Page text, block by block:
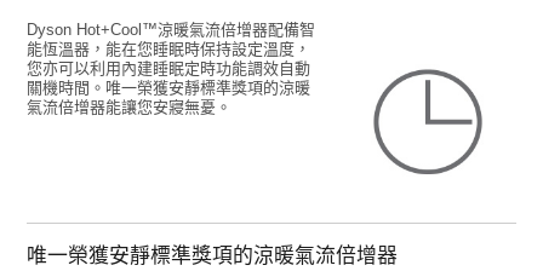
Dyson Hot+Cool™涼暖氣流倍增器配備智
能恆溫器，能在您睡眠時保持設定溫度，
您亦可以利用內建睡眠定時功能調效自動
關機時間。唯一榮獲安靜標準獎項的涼暖
氣流倍增器能讓您安寢無憂。
唯一榮獲安靜標準獎項的涼暖氣流倍增器